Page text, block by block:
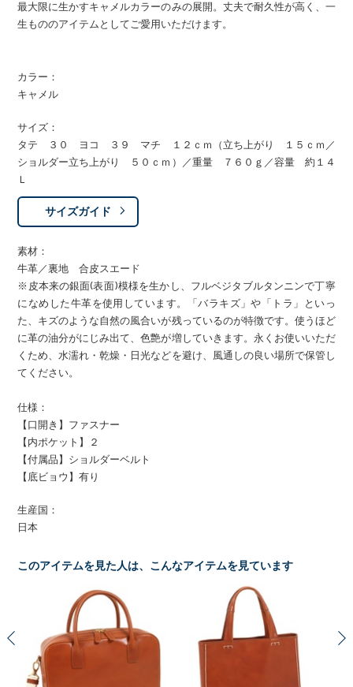
最大限に生かすキャメルカラーのみの展開。丈夫で耐久性が高く、一
生もののアイテムとしてご愛用いただけます。
カラー：
キャメル
サイズ：
タテ ３０ ヨコ ３９ マチ １２ｃｍ（立ち上がり １５ｃｍ／
ショルダー立ち上がり ５０ｃｍ）／重量 ７６０ｇ／容量 約１４
Ｌ
サイズガイド
素材：
牛革／裏地 合皮スエード
※皮本来の銀面(表面)模様を生かし、フルベジタブルタンニンで丁寧
になめした牛革を使用しています。「バラキズ」や「トラ」といっ
た、キズのような自然の風合いが残っているのが特徴です。使うほど
に革の油分がにじみ出て、色艶が増していきます。永くお使いいただ
くため、水濡れ・乾燥・日光などを避け、風通しの良い場所で保管し
てください。
仕様：
【口開き】ファスナー
【内ポケット】２
【付属品】ショルダーベルト
【底ビョウ】有り
生産国：
日本
このアイテムを見た人は、こんなアイテムを見ています